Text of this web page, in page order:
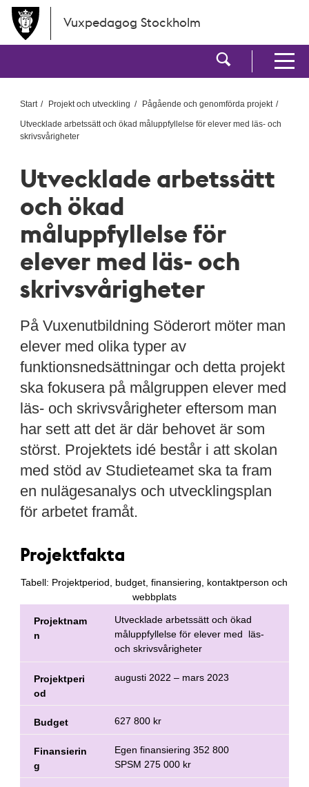
Hoppa till huvudinnehållet
Vuxpedagog Stockholm
Visa
Visa
Start Projekt och utveckling Pågående och genomförda projekt
Utvecklade arbetssätt och ökad måluppfyllelse för elever med läs- och
skrivsvårigheter
Utvecklade arbetssätt
och ökad
måluppfyllelse för
elever med läs- och
skrivsvårigheter
På Vuxenutbildning Söderort möter man
elever med olika typer av
funktionsnedsättningar och detta projekt
ska fokusera på målgruppen elever med
läs- och skrivsvårigheter eftersom man
har sett att det är där behovet är som
störst. Projektets idé består i att skolan
med stöd av Studieteamet ska ta fram
en nulägesanalys och utvecklingsplan
för arbetet framåt.
Projektfakta
Tabell: Projektperiod, budget, finansiering, kontaktperson och
webbplats
Projektnam
n
Utvecklade arbetssätt och ökad
måluppfyllelse för elever med läs-
och skrivsvårigheter
Projektperi
od
augusti 2022 – mars 2023
Budget 627 800 kr
Finansierin
g
Egen finansiering 352 800
SPSM 275 000 kr